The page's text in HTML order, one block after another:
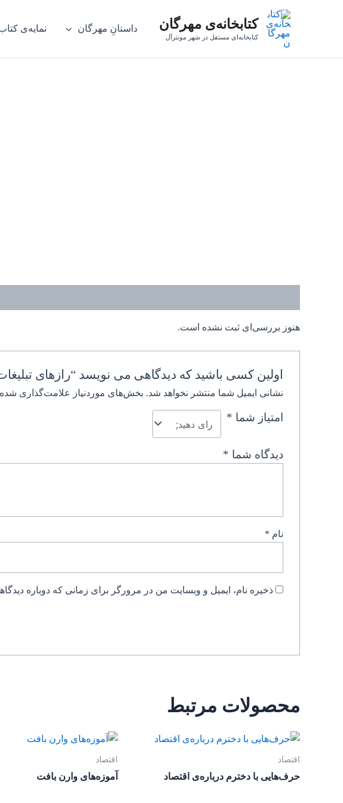
کتابخانه‌ی مهرگان
کتابخانه‌ای مستقل در شهر مونترآل
داستانِ مهرگان نمایه‌ی
هنوز بررسی‌ای ثبت نشده است.
اولین کسی باشید که دیدگاهی می نویسد “رازهای
نشانی ایمیل شما منتشر نخواهد شد. بخش‌های موردنیاز علامت‌گذاری
امتیاز شما *
دیدگاه شما *
نام *
ذخیره نام، ایمیل و وبسایت من در مرورگر برای زمانی که دوباره
محصولات مرتبط
اقتصاد
حرف‌هایی با دخترم درباره‌ی اقتصاد
اقتصاد
آموزه‌های وارن بافت